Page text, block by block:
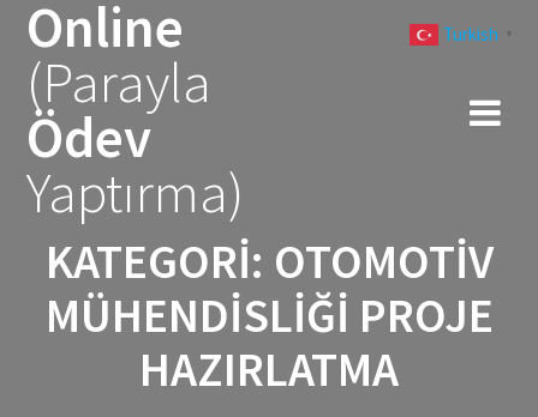
Online
(Parayla
Ödev
Yaptırma)
KATEGORI: OTOMOTIV
MÜHENDISLIĞI PROJE
HAZIRLATMA
Turkish ▼